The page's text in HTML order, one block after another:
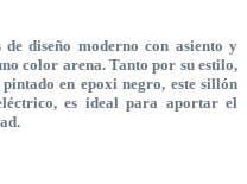
diseño moderno con asiento y
color arena. Tanto por su estilo,
en epoxi negro, este sillón
es ideal para aportar el